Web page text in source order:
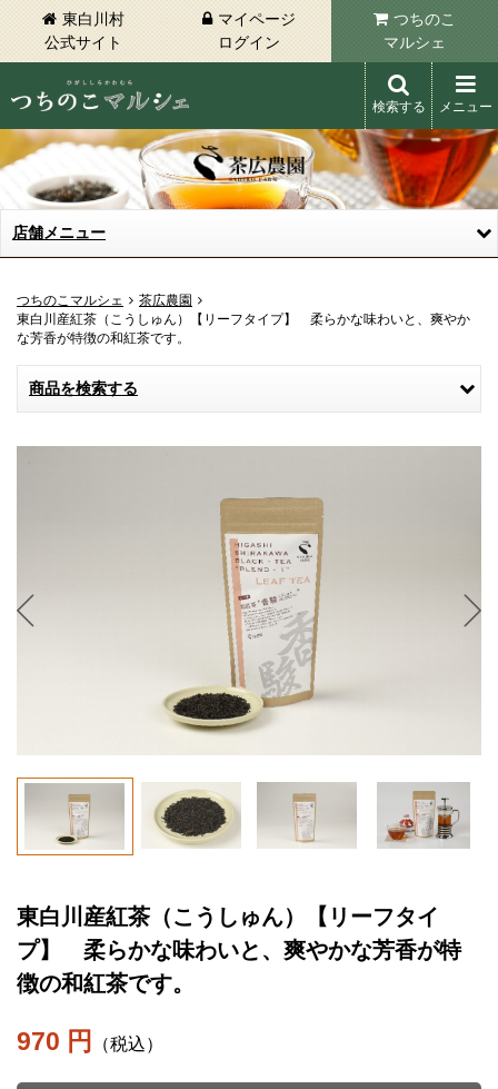
東白川村
公式サイト
マイページ
ログイン
つちのこ
マルシェ
東白川村 つちのこマルシェ
検索する メニュー
店舗メニュー
つちのこマルシェ
茶広農園
東白川産紅茶（こうしゅん）【リーフタイプ】 柔らかな味わいと、爽やか
な芳香が特徴の和紅茶です。
商品を検索する
東白川産紅茶（こうしゅん）【リーフタイ
プ】 柔らかな味わいと、爽やかな芳香が特
徴の和紅茶です。
970 円 （税込）